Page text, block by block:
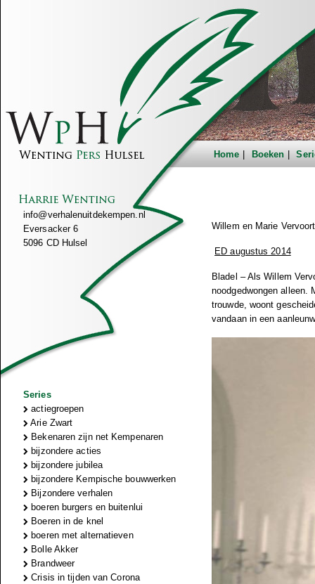
Home Boeken
info@verhalenuitdekempen.nl
Eversacker 6
5096 CD Hulsel
Series
actiegroepen
Arie Zwart
Bekenaren zijn net Kempenaren
bijzondere acties
bijzondere jubilea
bijzondere Kempische bouwwerken
Bijzondere verhalen
boeren burgers en buitenlui
Boeren in de knel
boeren met alternatieven
Bolle Akker
Brandweer
Crisis in tijden van Corona
Willem en Marie
ED augustus 2014
Bladel – Als Willem
noodgedwongen alleen.
trouwde, woont
vandaan in een